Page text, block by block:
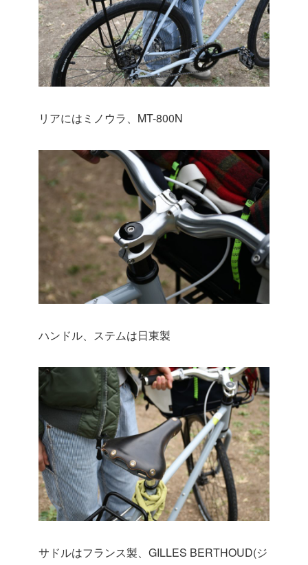
リアにはミノウラ、MT-800N
ハンドル、ステムは日東製
サドルはフランス製、GILLES BERTHOUD(ジ